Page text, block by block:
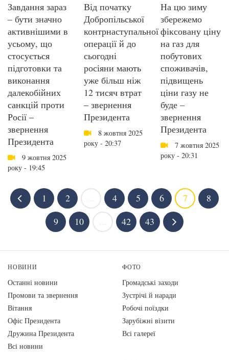
Завдання зараз
– бути значно
активнішими в
усьому, що
стосується
підготовки та
виконання
далекобійних
санкцій проти
Росії –
звернення
Президента
9 жовтня 2025
року - 19:45
Від початку
Добропільської
контрнаступальної
операції й до
сьогодні
росіяни мають
уже більш ніж
12 тисяч втрат
– звернення
Президента
8 жовтня 2025
року - 20:37
На цю зиму
збережемо
фіксовану ціну
на газ для
побутових
споживачів,
підвищень
ціни газу не
буде –
звернення
Президента
7 жовтня 2025
року - 20:31
1 2 4 5 6 7
8
9
10 42 43
НОВИНИ
Останні новини
Промови та звернення
Вiтання
Офіс Президента
Дружина Президента
Всі новини
ФОТО
Громадські заходи
Зустрічі й наради
Робочі поїздки
Зарубіжні візити
Всі галереї